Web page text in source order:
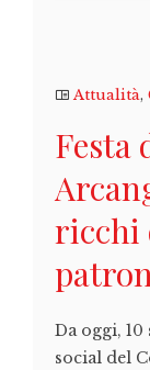
Attualità,
Festa
ricchi
Da oggi,
social del